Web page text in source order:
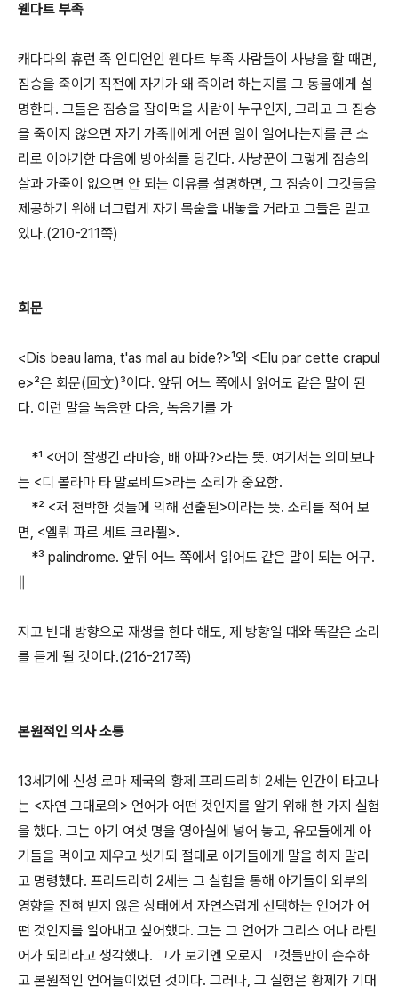
웬다트 부족
캐다다의 휴런 족 인디언인 웬다트 부족 사람들이 사냥을 할 때면,
짐승을 죽이기 직전에 자기가 왜 죽이려 하는지를 그 동물에게 설
명한다. 그들은 짐승을 잡아먹을 사람이 누구인지, 그리고 그 짐승
을 죽이지 않으면 자기 가족∥에게 어떤 일이 일어나는지를 큰 소
리로 이야기한 다음에 방아쇠를 당긴다. 사냥꾼이 그렇게 짐승의
살과 가죽이 없으면 안 되는 이유를 설명하면, 그 짐승이 그것들을
제공하기 위해 너그럽게 자기 목숨을 내놓을 거라고 그들은 믿고
있다.(210-211쪽)
회문
<Dis beau lama, t'as mal au bide?>¹와 <Elu par cette crapul
e>²은 회문(回文)³이다. 앞뒤 어느 쪽에서 읽어도 같은 말이 된
다. 이런 말을 녹음한 다음, 녹음기를 가
*¹ <어이 잘생긴 라마승, 배 아파?>라는 뜻. 여기서는 의미보다
는 <디 볼라마 타 말로비드>라는 소리가 중요함.
*² <저 천박한 것들에 의해 선출된>이라는 뜻. 소리를 적어 보
면, <엘뤼 파르 세트 크라퓔>.
*³ palindrome. 앞뒤 어느 쪽에서 읽어도 같은 말이 되는 어구.
∥
지고 반대 방향으로 재생을 한다 해도, 제 방향일 때와 똑같은 소리
를 듣게 될 것이다.(216-217쪽)
본원적인 의사 소통
13세기에 신성 로마 제국의 황제 프리드리히 2세는 인간이 타고나
는 <자연 그대로의> 언어가 어떤 것인지를 알기 위해 한 가지 실험
을 했다. 그는 아기 여섯 명을 영아실에 넣어 놓고, 유모들에게 아
기들을 먹이고 재우고 씻기되 절대로 아기들에게 말을 하지 말라
고 명령했다. 프리드리히 2세는 그 실험을 통해 아기들이 외부의
영향을 전혀 받지 않은 상태에서 자연스럽게 선택하는 언어가 어
떤 것인지를 알아내고 싶어했다. 그는 그 언어가 그리스 어나 라틴
어가 되리라고 생각했다. 그가 보기엔 오로지 그것들만이 순수하
고 본원적인 언어들이었던 것이다. 그러나, 그 실험은 황제가 기대